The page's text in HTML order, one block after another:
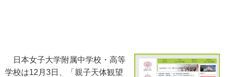
日本女子大学附属中学校・高等
学校は12月3日、「親子天体観望